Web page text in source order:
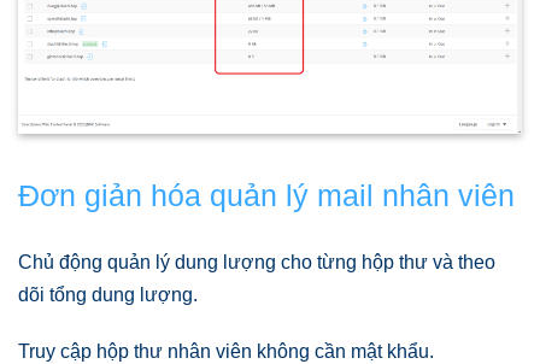
Đơn giản hóa quản lý mail nhân viên
Chủ động quản lý dung lượng cho từng hộp thư và theo
dõi tổng dung lượng.
Truy cập hộp thư nhân viên không cần mật khẩu.